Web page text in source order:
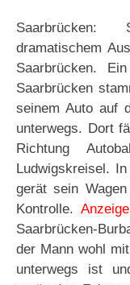
Saarbrücken:
dramatischem
Saarbrücken.
Saarbrücken
seinem Auto auf
unterwegs. Dort
Richtung
Ludwigskreisel.
gerät sein
Kontrolle. Anzeige
Saarbrücken-
der Mann wohl
unterwegs ist